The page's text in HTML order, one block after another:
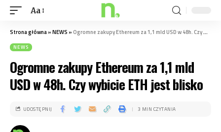
Aa
Strona główna»NEWS » Ogromne zakupy Ethereum za 1,1 mld USD w 48h. Czy wybicie ETH jest blisko
NEWS
Ogromne zakupy Ethereum za 1,1 mld
USD w 48h. Czy wybicie ETH jest blisko
UDOSTĘPNIJ 3 MIN CZYTANIA